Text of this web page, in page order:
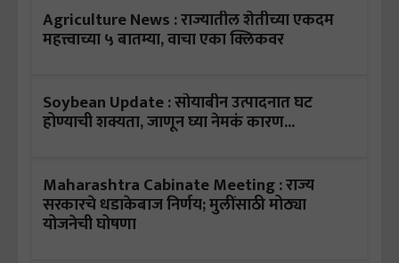
Agriculture News : राज्यातील शेतीच्या एकदम
महत्त्वाच्या ५ बातम्या, वाचा एका क्लिकवर
Soybean Update : सोयाबीन उत्पादनात घट
होण्याची शक्यता, जाणून घ्या नेमकं कारण...
Maharashtra Cabinate Meeting : राज्य
सरकारचे धडाकेबाज निर्णय; मुलींसाठी मोठ्या
योजनेची घोषणा